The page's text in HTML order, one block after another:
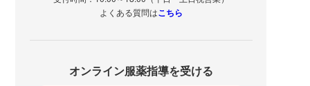
よくある質問はこちら
オンライン服薬指導を受ける